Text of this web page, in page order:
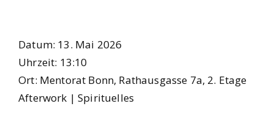
Datum: 13. Mai 2026
Uhr­zeit: 13:10
Ort: Men­to­rat Bonn, Rat­haus­gas­se 7a, 2. Eta­ge
After­work | Spi­ri­tu­el­les